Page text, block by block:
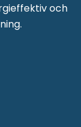
och